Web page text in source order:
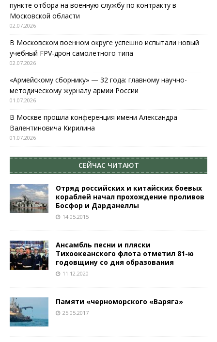
пункте отбора на военную службу по контракту в
Московской области
02.07.2026
В Московском военном округе успешно испытали новый
учебный FPV-дрон самолетного типа
02.07.2026
«Армейскому сборнику» — 32 года: главному научно-
методическому журналу армии России
01.07.2026
В Москве прошла конференция имени Александра
Валентиновича Кирилина
01.07.2026
СЕЙЧАС ЧИТАЮТ
Отряд российских и китайских боевых
кораблей начал прохождение проливов
Босфор и Дарданеллы
14.05.2015
Ансамбль песни и пляски
Тихоокеанского флота отметил 81-ю
годовщину со дня образования
11.12.2020
Памяти «черноморского «Варяга»
25.05.2017